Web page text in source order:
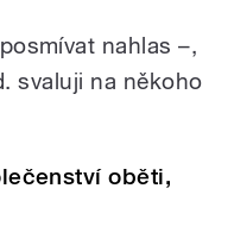
nahlas –,
svaluji na někoho
oběti,